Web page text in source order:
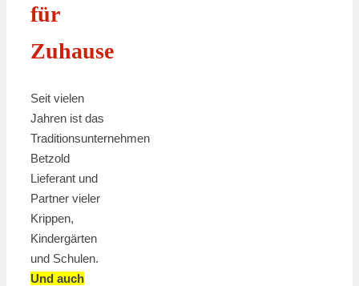
für
Zuhause
Seit vielen
Jahren ist das
Traditionsunternehmen
Betzold
Lieferant und
Partner vieler
Krippen,
Kindergärten
und Schulen.
Und auch